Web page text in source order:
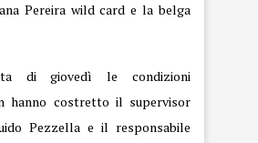
Pereira wild card e la belga
di giovedì le condizioni
hanno costretto il supervisor
Pezzella e il responsabile